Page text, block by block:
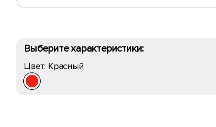
Выберите характеристики:
Цвет: Красный